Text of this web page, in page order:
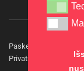
Paskelbkite naujieną
Privatumo politika